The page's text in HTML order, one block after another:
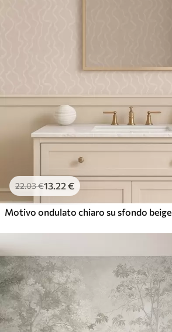
22.03€13.22 €
Motivo ondulato chiaro su sfondo beige